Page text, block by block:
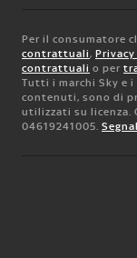
Per il consumatore
contrattuali,
contrattuali o per
Tutti i marchi Sky
contenuti, sono di
utilizzati su licenza.
04619241005.